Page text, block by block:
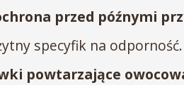
przed późnymi
specyfik na odporność.
powtarzające